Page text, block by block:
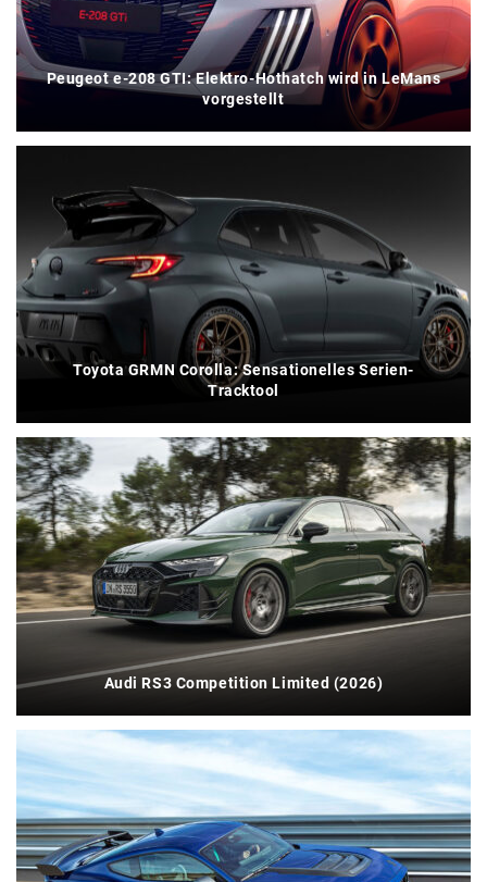
Peugeot e-208 GTI: Elektro-Hothatch wird in LeMans
vorgestellt
Toyota GRMN Corolla: Sensationelles Serien-
Tracktool
Audi RS3 Competition Limited (2026)